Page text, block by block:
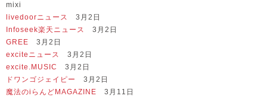
mixi
livedoorニュース
3月2日
Infoseek楽天ニュース
3月2日
GREE 3月2日
exciteニュース
3月2日
excite.MUSIC
3月2日
ドワンゴジェイピー
3月2日
魔法のiらんどMAGAZINE 3月11日